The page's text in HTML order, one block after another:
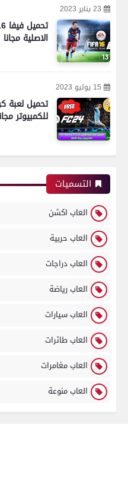
23 يناير 2023
الاصلية مجانا
15 يوليو 2023
للكمبيوتر
التسميات
العاب اكشن
العاب حربية
العاب دراجات
العاب رياضة
العاب سيارات
العاب طائرات
العاب مغامرات
العاب منوعة